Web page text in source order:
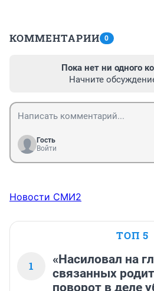
КОММЕНТАРИИ 0
Пока нет ни одного
Начните
Гость
Войти
Новости СМИ2
ТОП 5
1
«Насиловал на
связанных
поворот в деле